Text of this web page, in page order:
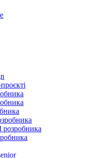
розробника